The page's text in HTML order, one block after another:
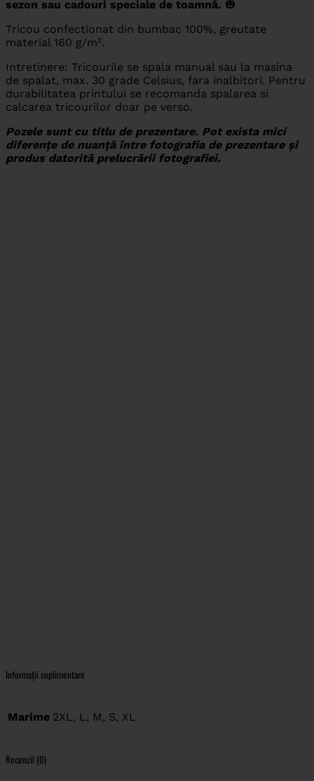
sezon sau cadouri speciale de toamnă. 🎃
Tricou confectionat din bumbac 100%, greutate
material 160 g/m².
Intretinere: Tricourile se spala manual sau la masina
de spalat, max. 30 grade Celsius, fara inalbitori. Pentru
durabilitatea printului se recomanda spalarea si
calcarea tricourilor doar pe verso.
Pozele sunt cu titlu de prezentare. Pot exista mici
diferențe de nuanță între fotografia de prezentare și
produs datorită prelucrării fotografiei.
Informații suplimentare
Marime 2XL, L, M, S, XL
Recenzii (0)